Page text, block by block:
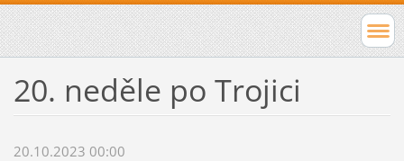
20. neděle po Trojici
20.10.2023 00:00